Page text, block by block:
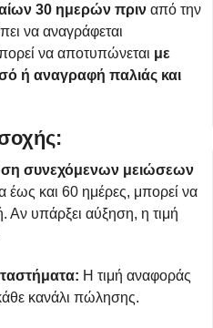
30 ημερών πριν από την
να αναγράφεται
να αποτυπώνεται με
ή αναγραφή παλιάς και
συνεχόμενων μειώσεων
έως και 60 ημέρες, μπορεί να
Αν υπάρξει αύξηση, η τιμή
Η τιμή αναφοράς
κανάλι πώλησης.